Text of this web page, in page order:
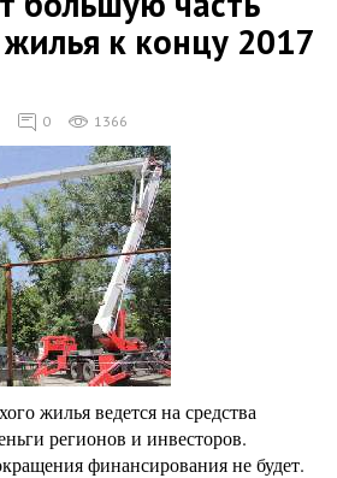
к концу 2017
0 1366
жилья ведется на средства
регионов и инвесторов.
финансирования не будет.